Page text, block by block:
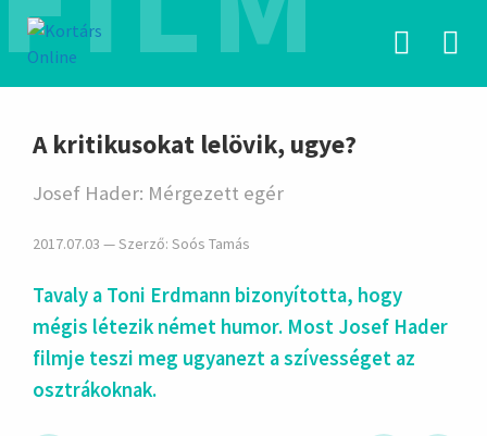
hirdetés
A kritikusokat lelövik, ugye?
Josef Hader: Mérgezett egér
2017.07.03 — Szerző: Soós Tamás
Tavaly a Toni Erdmann bizonyította, hogy
mégis létezik német humor. Most Josef Hader
filmje teszi meg ugyanezt a szívességet az
osztrákoknak.